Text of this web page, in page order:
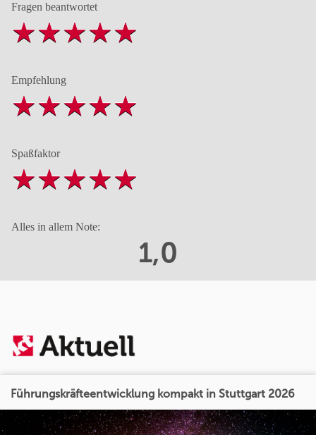
Fragen beantwortet
Empfehlung
Spaßfaktor
Alles in allem Note:
1,0
Führungskräfteentwicklung kompakt in Stuttgart 2026